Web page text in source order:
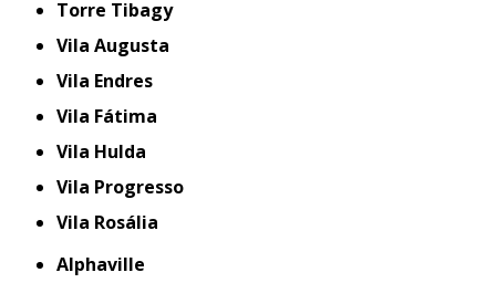
Torre Tibagy
Vila Augusta
Vila Endres
Vila Fátima
Vila Hulda
Vila Progresso
Vila Rosália
Alphaville